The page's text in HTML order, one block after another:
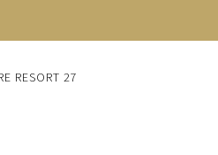
RESORT 27